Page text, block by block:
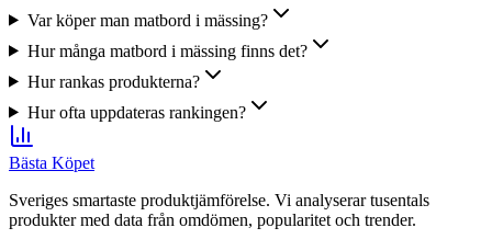
Var köper man matbord i mässing?
Hur många matbord i mässing finns det?
Hur rankas produkterna?
Hur ofta uppdateras rankingen?
Bästa Köpet
Sveriges smartaste produktjämförelse. Vi analyserar tusentals
produkter med data från omdömen, popularitet och trender.